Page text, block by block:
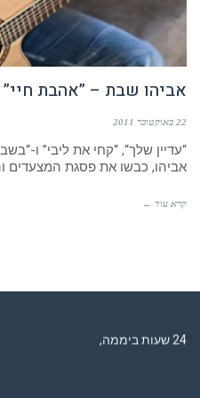
אביהו שבת – ”אהבת חיי”
22 באוקטובר 2011
“עדיין שלך“, “קחי את ליבי” ו-
אביהו, כבשו את פסגת המצעדים
קרא עוד ←
24 שעות ביממה,